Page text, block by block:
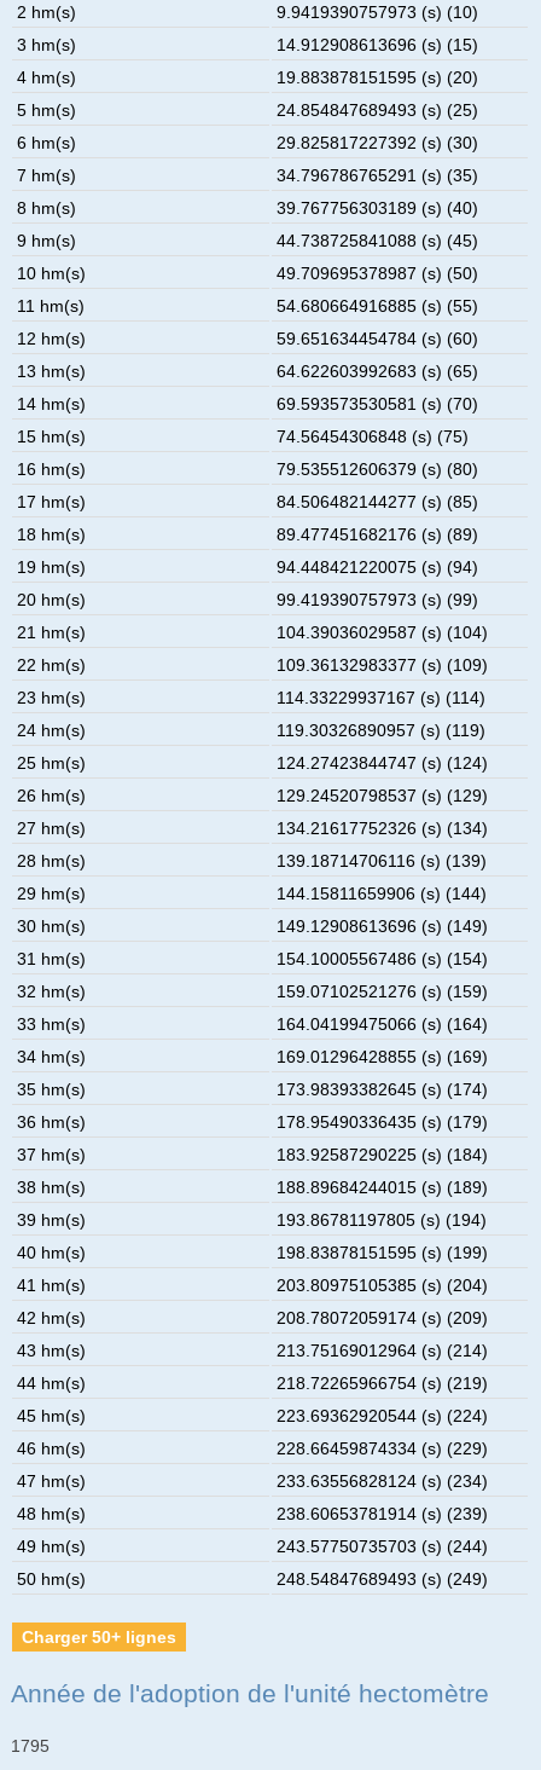
2 hm(s)
9.9419390757973 (s) (10)
3 hm(s)
14.912908613696 (s) (15)
4 hm(s)
19.883878151595 (s) (20)
5 hm(s)
24.854847689493 (s) (25)
6 hm(s)
29.825817227392 (s) (30)
7 hm(s)
34.796786765291 (s) (35)
8 hm(s)
39.767756303189 (s) (40)
9 hm(s)
44.738725841088 (s) (45)
10 hm(s)
49.709695378987 (s) (50)
11 hm(s)
54.680664916885 (s) (55)
12 hm(s)
59.651634454784 (s) (60)
13 hm(s)
64.622603992683 (s) (65)
14 hm(s)
69.593573530581 (s) (70)
15 hm(s)
74.56454306848 (s) (75)
16 hm(s)
79.535512606379 (s) (80)
17 hm(s)
84.506482144277 (s) (85)
18 hm(s)
89.477451682176 (s) (89)
19 hm(s)
94.448421220075 (s) (94)
20 hm(s)
99.419390757973 (s) (99)
21 hm(s)
104.39036029587 (s) (104)
22 hm(s)
109.36132983377 (s) (109)
23 hm(s)
114.33229937167 (s) (114)
24 hm(s)
119.30326890957 (s) (119)
25 hm(s)
124.27423844747 (s) (124)
26 hm(s)
129.24520798537 (s) (129)
27 hm(s)
134.21617752326 (s) (134)
28 hm(s)
139.18714706116 (s) (139)
29 hm(s)
144.15811659906 (s) (144)
30 hm(s)
149.12908613696 (s) (149)
31 hm(s)
154.10005567486 (s) (154)
32 hm(s)
159.07102521276 (s) (159)
33 hm(s)
164.04199475066 (s) (164)
34 hm(s)
169.01296428855 (s) (169)
35 hm(s)
173.98393382645 (s) (174)
36 hm(s)
178.95490336435 (s) (179)
37 hm(s)
183.92587290225 (s) (184)
38 hm(s)
188.89684244015 (s) (189)
39 hm(s)
193.86781197805 (s) (194)
40 hm(s)
198.83878151595 (s) (199)
41 hm(s)
203.80975105385 (s) (204)
42 hm(s)
208.78072059174 (s) (209)
43 hm(s)
213.75169012964 (s) (214)
44 hm(s)
218.72265966754 (s) (219)
45 hm(s)
223.69362920544 (s) (224)
46 hm(s)
228.66459874334 (s) (229)
47 hm(s)
233.63556828124 (s) (234)
48 hm(s)
238.60653781914 (s) (239)
49 hm(s)
243.57750735703 (s) (244)
50 hm(s)
248.54847689493 (s) (249)
Charger 50+ lignes
Année de l'adoption de l'unité hectomètre
1795